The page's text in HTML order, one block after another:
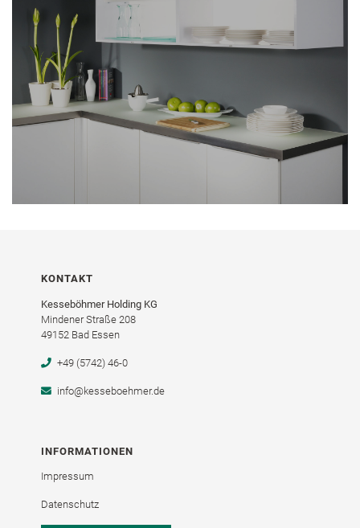
KONTAKT
Kesseböhmer Holding KG
Mindener Straße 208
49152 Bad Essen
+49 (5742) 46-0
info@kesseboehmer.de
INFORMATIONEN
Impressum
Datenschutz